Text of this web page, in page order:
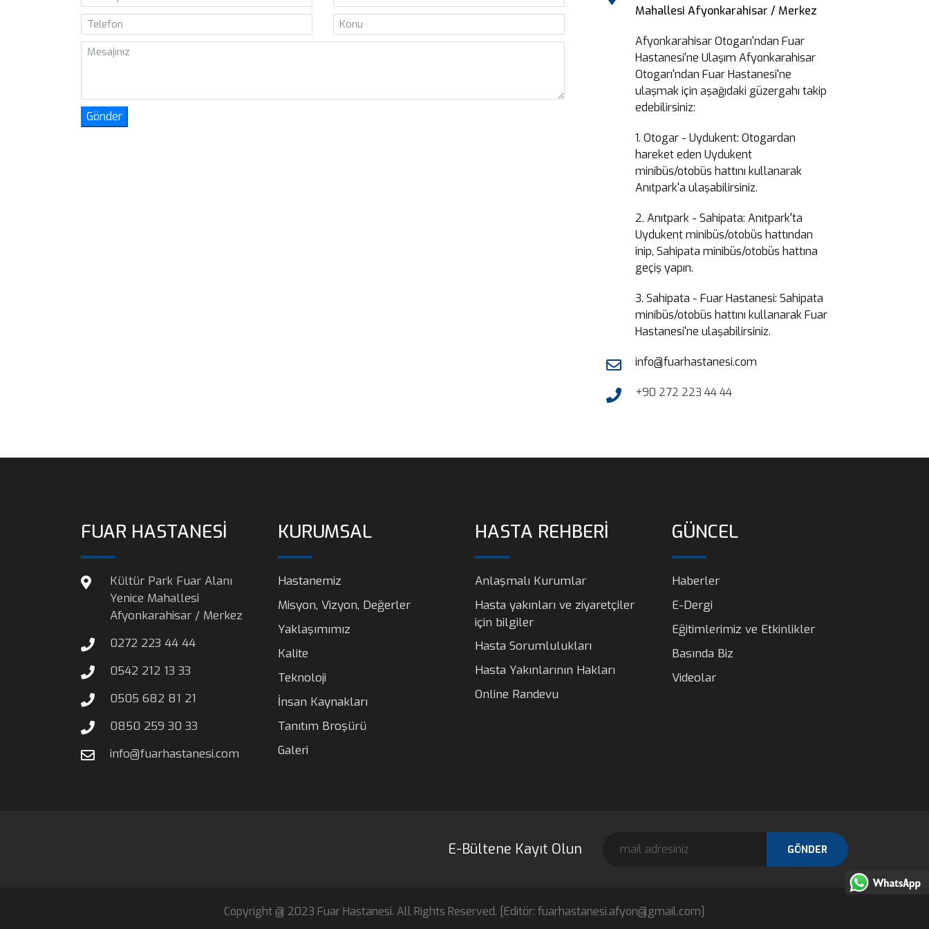
Mahallesi Afyonkarahisar / Merkez
Afyonkarahisar Otogarı'ndan Fuar
Hastanesi'ne Ulaşım Afyonkarahisar
Otogarı'ndan Fuar Hastanesi'ne
ulaşmak için aşağıdaki güzergahı takip
edebilirsiniz:
1. Otogar - Uydukent: Otogardan
hareket eden Uydukent
minibüs/otobüs hattını kullanarak
Anıtpark'a ulaşabilirsiniz.
2. Anıtpark - Sahipata: Anıtpark'ta
Uydukent minibüs/otobüs hattından
inip, Sahipata minibüs/otobüs hattına
geçiş yapın.
3. Sahipata - Fuar Hastanesi: Sahipata
minibüs/otobüs hattını kullanarak Fuar
Hastanesi'ne ulaşabilirsiniz.
info@fuarhastanesi.com
+90 272 223 44 44
FUAR HASTANESİ
Kültür Park Fuar Alanı
Yenice Mahallesi
Afyonkarahisar / Merkez
0272 223 44 44
0542 212 13 33
0505 682 81 21
0850 259 30 33
info@fuarhastanesi.com
KURUMSAL
Hastanemiz
Misyon, Vizyon, Değerler
Yaklaşımımız
Kalite
Teknoloji
İnsan Kaynakları
Tanıtım Broşürü
Galeri
HASTA REHBERİ
Anlaşmalı Kurumlar
Hasta yakınları ve ziyaretçiler
için bilgiler
Hasta Sorumlulukları
Hasta Yakınlarının Hakları
Online Randevu
GÜNCEL
Haberler
E-Dergi
Eğitimlerimiz ve Etkinlikler
Basında Biz
Videolar
E-Bültene Kayıt Olun GÖNDER
Copyright @ 2023 Fuar Hastanesi. All Rights Reserved. [Editör: fuarhastanesi.afyon@gmail.com]